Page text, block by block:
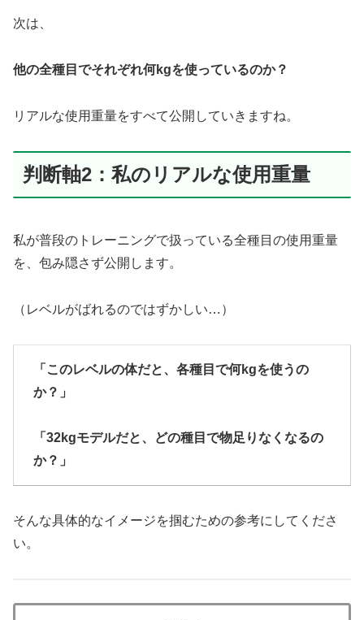
次は、
他の全種目でそれぞれ何kgを使っているのか？
リアルな使用重量をすべて公開していきますね。
判断軸2：私のリアルな使用重量
私が普段のトレーニングで扱っている全種目の使用重量
を、包み隠さず公開します。
（レベルがばれるのではずかしい…）
「このレベルの体だと、各種目で何kgを使うの
か？」
「32kgモデルだと、どの種目で物足りなくなるの
か？」
そんな具体的なイメージを掴むための参考にしてくださ
い。